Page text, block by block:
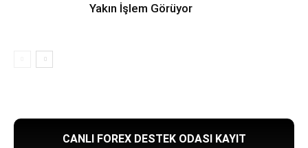
Yakın İşlem Görüyor
CANLI FOREX DESTEK ODASI KAYIT